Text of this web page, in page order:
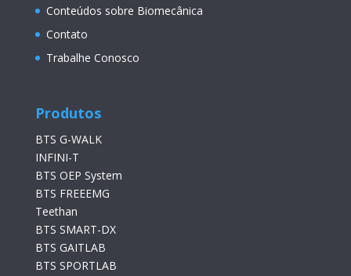
Conteúdos sobre Biomecânica
Contato
Trabalhe Conosco
Produtos
BTS G-WALK
INFINI-T
BTS OEP System
BTS FREEEMG
Teethan
BTS SMART-DX
BTS GAITLAB
BTS SPORTLAB